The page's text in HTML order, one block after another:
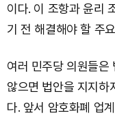
이다. 이 조항과 윤리
기 전 해결해야 할 주
여러 민주당 의원들은
않으면 법안을 지지하
다. 앞서 암호화폐 업